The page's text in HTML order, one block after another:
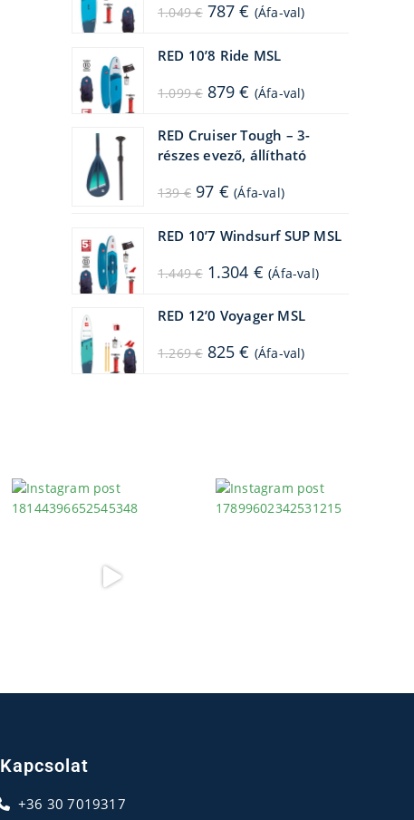
1.049€ Original
price
1.049 €.
787€ Current
price
(Áfa-val)
RED 10’8 Ride MSL
1.099€ Original
price
1.099 €.
879€ Current
price
879 €.
(Áfa-val)
RED Cruiser Tough – 3-
részes evező, állítható
139€ Original
price
97 € Current
price
97 €.
(Áfa-val)
RED 10’7 Windsurf SUP MSL
1.449€ Original
price
1.304 € Current
price
(Áfa-val)
RED 12’0 Voyager MSL
1.269€ Original
price
825€ Current
price
(Áfa-val)
Kapcsolat
+36 30 7019317